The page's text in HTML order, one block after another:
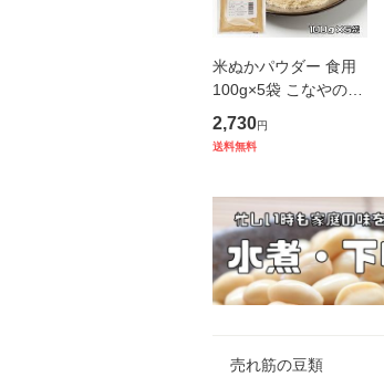
米ぬかパウダー 食用
100g×5袋 こなやの底
力 国内製造 焙煎済 微
細粉砕済 スーパーフ
2,730円
送料無料
売れ筋の豆類